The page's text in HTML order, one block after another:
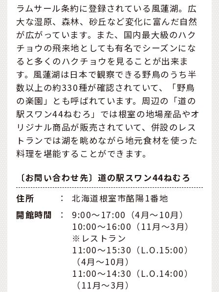
ラムサール条約に登録されている風蓮湖。広
大な湿原、森林、砂丘など変化に富んだ自然
が広がっています。また、国内最大級のハク
チョウの飛来地としても有名でシーズンにな
ると多くのハクチョウを見ることが出来ま
す。風蓮湖は日本で観察できる野鳥のうち半
数以上の約330種が確認されていて、「野鳥
の楽園」とも呼ばれています。周辺の「道の
駅スワン44ねむろ」では根室の地場産品やオ
リジナル商品が販売されていて、併設のレス
トランでは湖を眺めながら地元食材を使った
料理を堪能することができます。
〔お問い合わせ先〕道の駅スワン44ねむろ
住所
：
北海道根室市酪陽1番地
開館時間
：
9:00～17:00（4月～10月）
10:00～16:00（11月～3月）
※レストラン
11:00～15:30（L.O.15:00）
（4月～10月）
11:00～14:30（L.O.14:00）
（11月～3月）